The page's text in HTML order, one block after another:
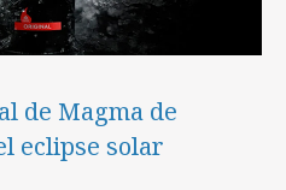
de Magma de
eclipse solar